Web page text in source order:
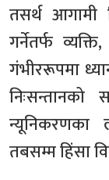
तसर्थ आगामी
गर्नेतर्फ
गंभीररूपमा
न्यूनिकरणका
तबसम्म हिंसा